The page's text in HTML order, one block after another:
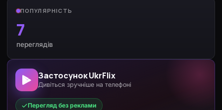
ПОПУЛЯРНІСТЬ
7
переглядів
Застосунок UkrFlix
Дивіться зручніше на телефоні
Перегляд без реклами